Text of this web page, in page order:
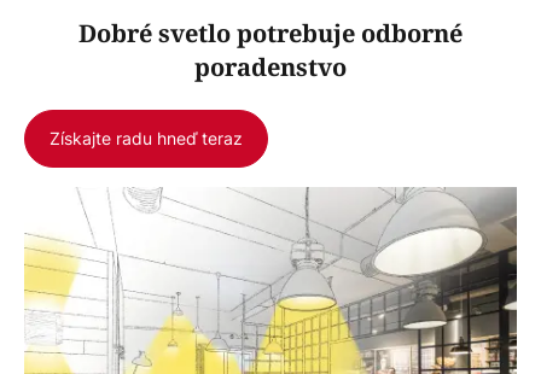
Dobré svetlo potrebuje odborné
poradenstvo
Získajte radu hneď teraz